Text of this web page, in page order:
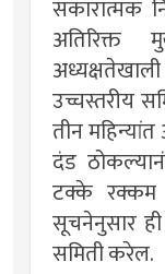
सकारात्मक
अतिरिक्त
उच्चस्तरीय
तीन
दंड
टक्के रक्कम
सूचनेनुसार
समिती करेल.